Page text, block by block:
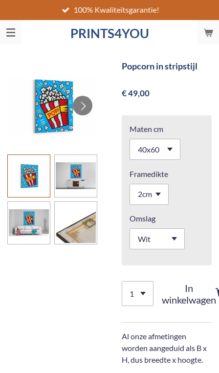
direct
naar
PRINTS4YOU
100% Kwaliteitsgarantie!
Popcorn in stripstijl
€ 49,00
Maten cm
Framedikte
Omslag
In
winkelwagen
Al onze afmetingen
worden aangeduid als B x
H, dus breedte x hoogte.